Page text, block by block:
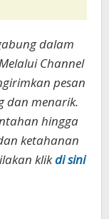
dalam
Channel
pesan
dan menarik.
hingga
ketahanan
klikdi sini